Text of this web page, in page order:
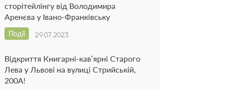
сторітейлінгу від Володимира
Аренєва у Івано-Франківську
29.07.2023
Події
Відкриття Книгарні-кав’ярні Старого
Лева у Львові на вулиці Стрийській,
200А!